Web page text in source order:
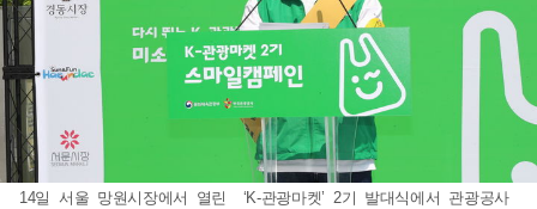
14일 서울 망원시장에서 열린 ‘K-관광마켓’ 2기 발대식에서 관광공사